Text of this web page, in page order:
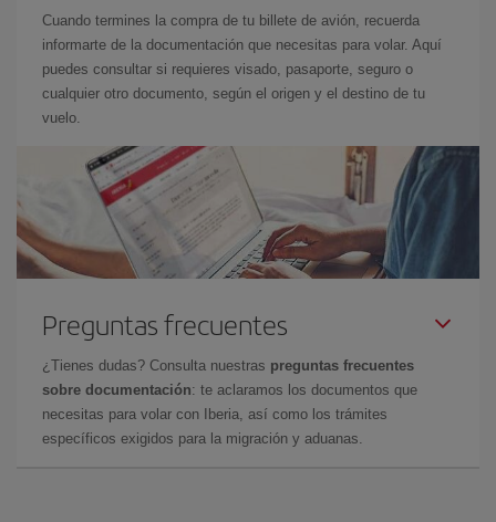
Cuando termines la compra de tu billete de avión, recuerda
informarte de la documentación que necesitas para volar. Aquí
puedes consultar si requieres visado, pasaporte, seguro o
cualquier otro documento, según el origen y el destino de tu
vuelo.
Preguntas frecuentes
¿Tienes dudas? Consulta nuestras preguntas frecuentes
sobre documentación: te aclaramos los documentos que
necesitas para volar con Iberia, así como los trámites
específicos exigidos para la migración y aduanas.